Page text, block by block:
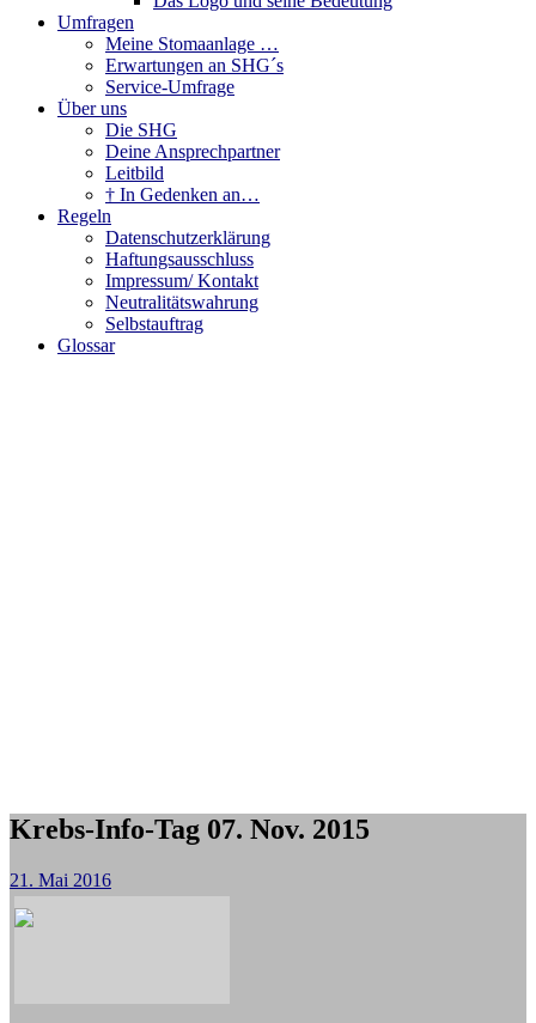
Umfragen
Meine Stomaanlage …
Erwartungen an SHG´s
Service-Umfrage
Über uns
Die SHG
Deine Ansprechpartner
Leitbild
† In Gedenken an…
Regeln
Datenschutzerklärung
Haftungsausschluss
Impressum/ Kontakt
Neutralitätswahrung
Selbstauftrag
Glossar
Krebs-Info-Tag 07. Nov. 2015
21. Mai 2016